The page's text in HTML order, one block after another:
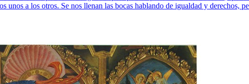
unos a los otros. Se nos llenan las bocas hablando de igualdad y derechos,